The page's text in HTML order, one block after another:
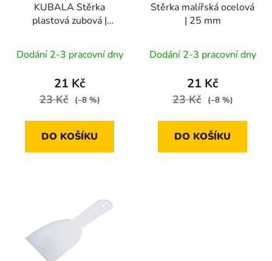
KUBALA Stěrka
plastová zubová |
Dodání 2-3 pracovní dny
21 Kč
23 Kč (–8 %)
DO KOŠÍKU
Stěrka malířská ocelová
| 25 mm
Dodání 2-3 pracovní dny
21 Kč
23 Kč (–8 %)
DO KOŠÍKU